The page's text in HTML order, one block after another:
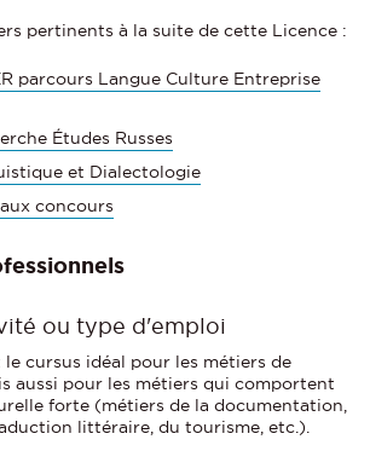
pertinents à la suite de cette Licence :
parcours Langue Culture Entreprise
Études Russes
et Dialectologie
concours
ou type d'emploi
cursus idéal pour les métiers de
aussi pour les métiers qui comportent
forte (métiers de la documentation,
littéraire, du tourisme, etc.).